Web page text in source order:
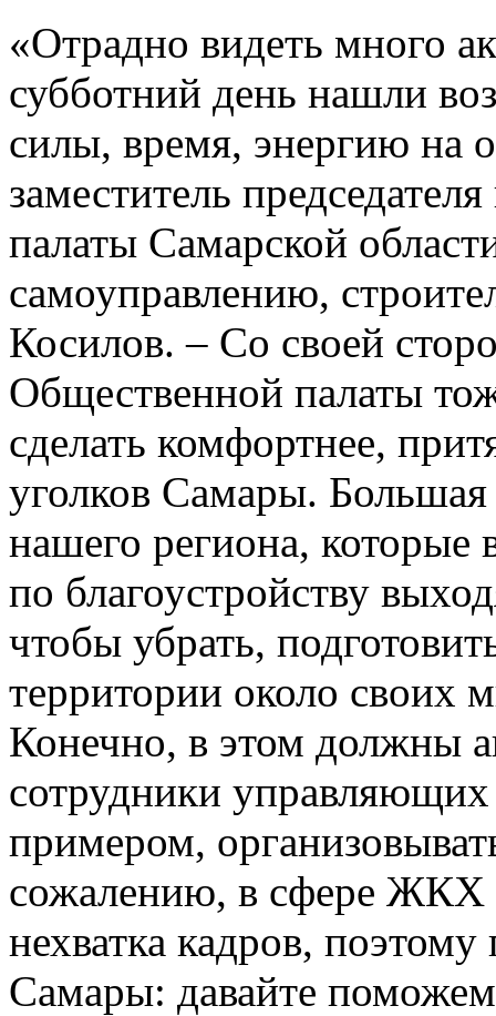
«Отрадно видеть много
субботний день нашли
силы, время, энергию на
заместитель
палаты Самарской
самоуправлению,
Косилов. – Со своей
Общественной палаты
сделать комфортнее,
уголков Самары.
нашего региона, которые
по благоустройству
чтобы убрать,
территории около своих
Конечно, в этом должны
сотрудники
примером,
сожалению, в сфере ЖКХ
нехватка кадров,
Самары: давайте